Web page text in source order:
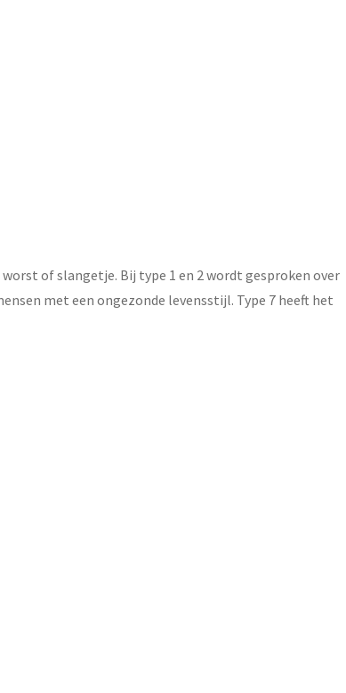
of slangetje. Bij type 1 en 2 wordt gesproken over
met een ongezonde levensstijl. Type 7 heeft het